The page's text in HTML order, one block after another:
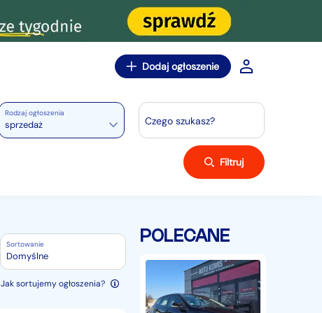
Dodaj ogłoszenie
Rodzaj ogłoszenia
sprzedaż Czego szukasz?
Filtruj
Sortowanie
Domyślne
Jak sortujemy ogłoszenia?
POLECANE
Ford
III
(76)